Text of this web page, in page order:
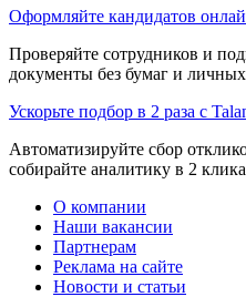
Оформляйте кандидатов
Проверяйте сотрудников и
документы без бумаг и
Ускорьте подбор в 2 раза с
Автоматизируйте сбор
собирайте аналитику в 2 клика
О компании
Наши вакансии
Партнерам
Реклама на сайте
Новости и статьи